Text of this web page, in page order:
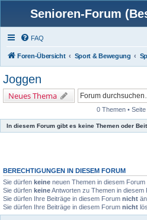
Senioren-Forum
FAQ
Foren-Übersicht Sport & Bewegung
Joggen
Neues Thema
0 Themen • Seite
In diesem Forum gibt es keine Themen oder
BERECHTIGUNGEN IN DIESEM FORUM
Sie dürfen keine neuen Themen in diesem Forum
Sie dürfen keineAntworten zu Themen in diesem
Sie dürfen Ihre Beiträge in diesem Forum nicht
Sie dürfen Ihre Beiträge in diesem Forum nicht